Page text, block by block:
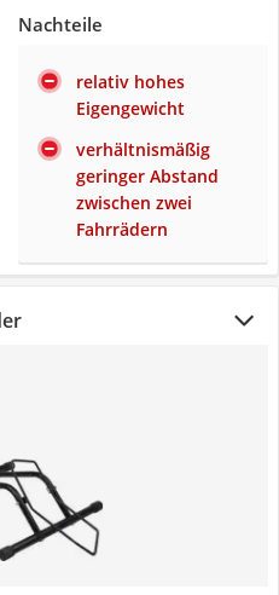
Nachteile
relativ hohes
Eigengewicht
verhältnismäßig
geringer Abstand
zwischen zwei
Fahrrädern